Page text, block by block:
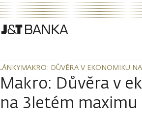
MAKRO: DŮVĚRA V EKONOMIKU
MAKRO: DŮVĚRA V EKONOMIKU
Makro: Důvěra v
na 3letém maximu